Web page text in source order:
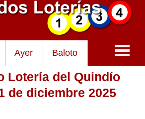
Ayer Baloto
Lotería del Quindío
de diciembre 2025